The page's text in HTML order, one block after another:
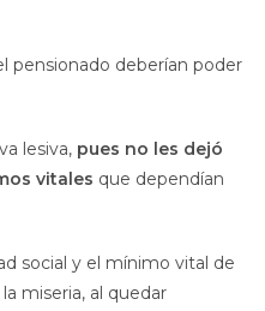
pensionado deberían poder
lesiva, pues no les dejó
vitales que dependían
social y el mínimo vital de
miseria, al quedar